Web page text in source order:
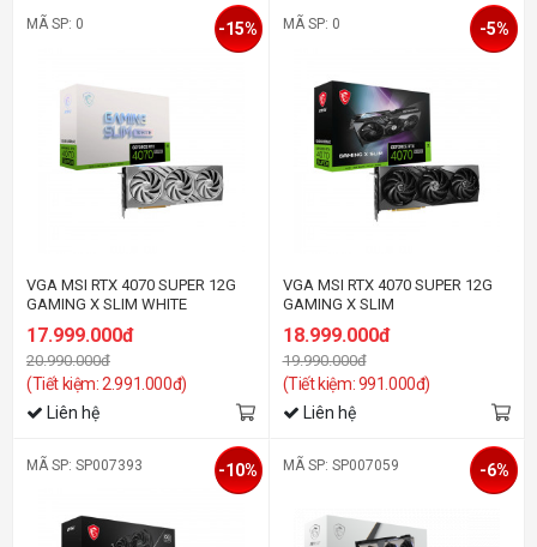
MÃ SP: 0
VGA MSI RTX 4070 SUPER 12G
GAMING X SLIM WHITE
17.999.000đ
20.990.000đ
(Tiết kiệm: 2.991.000đ)
-15%
Liên hệ
MÃ SP: 0
VGA MSI RTX 4070 SUPER 12G
GAMING X SLIM
18.999.000đ
19.990.000đ
(Tiết kiệm: 991.000đ)
-5%
Liên hệ
MÃ SP: SP007393 -10% MÃ SP: SP007059 -6%